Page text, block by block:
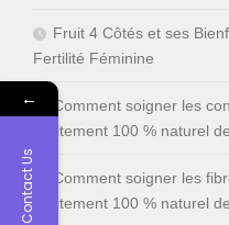
Fruit 4 Côtés et ses
Fertilité Féminine
Comment soigner les
Traitement 100 % naturel
Comment soigner les
Traitement 100 % naturel
←
Contact Us